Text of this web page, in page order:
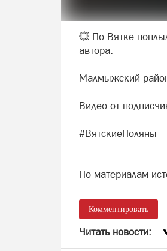
💥 По Вятке
автора.
Малмыжский
Видео от
#ВятскиеПоляны
По материалам
Комментировать
Читать новости: